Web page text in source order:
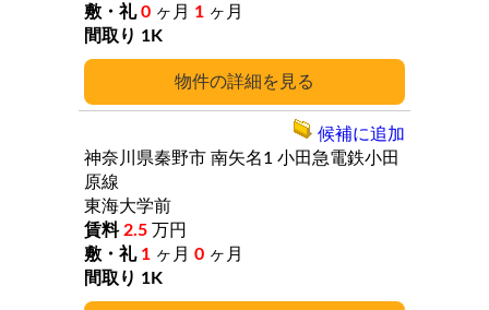
詳細
0 ヶ月 1 ヶ月
1K
神奈川県秦野市 南矢名1 小田急電鉄小田
原線
東海大学前
2.5 万円
1 ヶ月 0 ヶ月
1K
候補に追加